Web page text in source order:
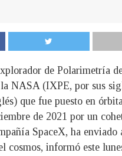
de Polarimetría
NASA (IXPE, por sus
que fue puesto en
de 2021 por un
SpaceX, ha enviado
cosmos, informó este